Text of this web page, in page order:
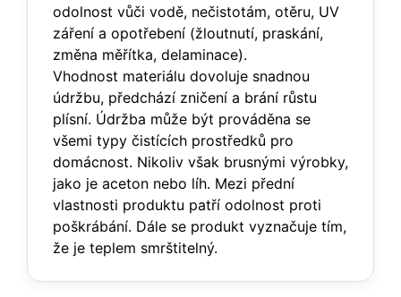
odolnost vůči vodě, nečistotám, otěru, UV
záření a opotřebení (žloutnutí, praskání,
změna měřítka, delaminace).
Vhodnost materiálu dovoluje snadnou
údržbu, předchází zničení a brání růstu
plísní. Údržba může být prováděna se
všemi typy čistících prostředků pro
domácnost. Nikoliv však brusnými výrobky,
jako je aceton nebo líh. Mezi přední
vlastnosti produktu patří odolnost proti
poškrábání. Dále se produkt vyznačuje tím,
že je teplem smrštitelný.